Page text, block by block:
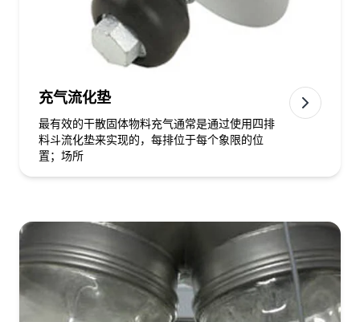
充气流化垫
最有效的干散固体物料充气通常是通过使用四排
料斗流化垫来实现的，每排位于每个象限的位
置；场所